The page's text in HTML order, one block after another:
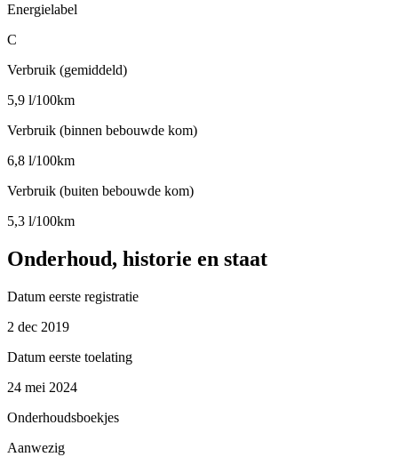
Energielabel
C
Verbruik (gemiddeld)
5,9 l/100km
Verbruik (binnen bebouwde kom)
6,8 l/100km
Verbruik (buiten bebouwde kom)
5,3 l/100km
Onderhoud, historie en staat
Datum eerste registratie
2 dec 2019
Datum eerste toelating
24 mei 2024
Onderhoudsboekjes
Aanwezig